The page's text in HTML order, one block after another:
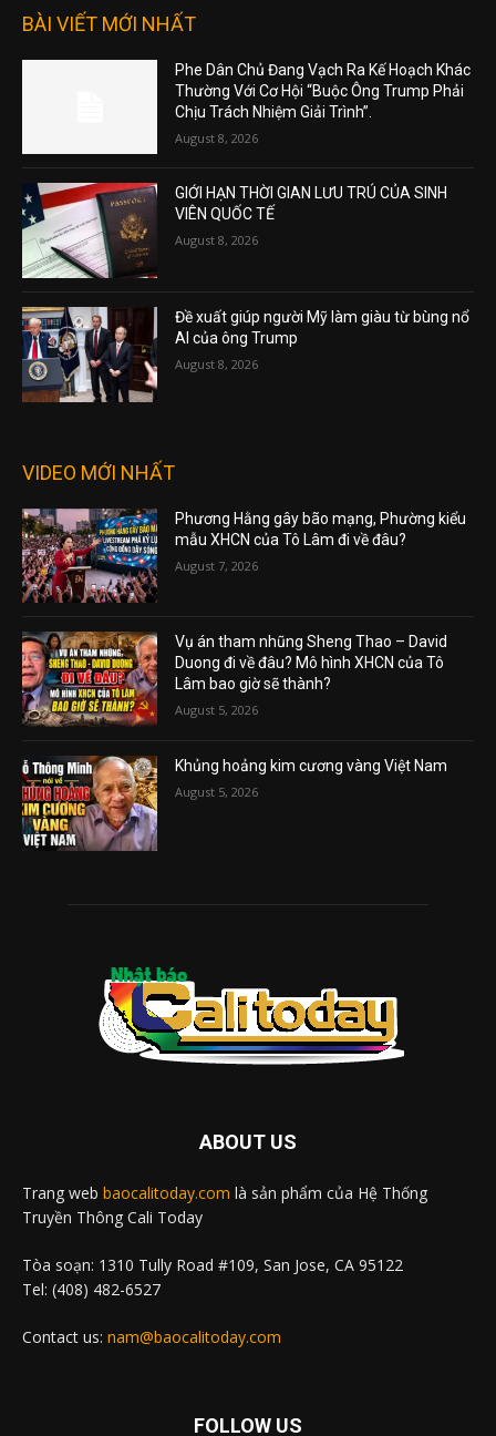
BÀI VIẾT MỚI NHẤT
Phe Dân Chủ Đang Vạch Ra Kế Hoạch Khác
Thường Với Cơ Hội “Buộc Ông Trump Phải
Chịu Trách Nhiệm Giải Trình”.
August 8, 2026
GIỚI HẠN THỜI GIAN LƯU TRÚ CỦA SINH
VIÊN QUỐC TẾ
August 8, 2026
Đề xuất giúp người Mỹ làm giàu từ bùng nổ
AI của ông Trump
August 8, 2026
VIDEO MỚI NHẤT
Phương Hằng gây bão mạng, Phường kiểu
mẫu XHCN của Tô Lâm đi về đâu?
August 7, 2026
Vụ án tham nhũng Sheng Thao – David
Duong đi về đâu? Mô hình XHCN của Tô
Lâm bao giờ sẽ thành?
August 5, 2026
Khủng hoảng kim cương vàng Việt Nam
August 5, 2026
ABOUT US
Trang web baocalitoday.com là sản phẩm của Hệ Thống
Truyền Thông Cali Today
Tòa soạn: 1310 Tully Road #109, San Jose, CA 95122
Tel: (408) 482-6527
Contact us: nam@baocalitoday.com
FOLLOW US